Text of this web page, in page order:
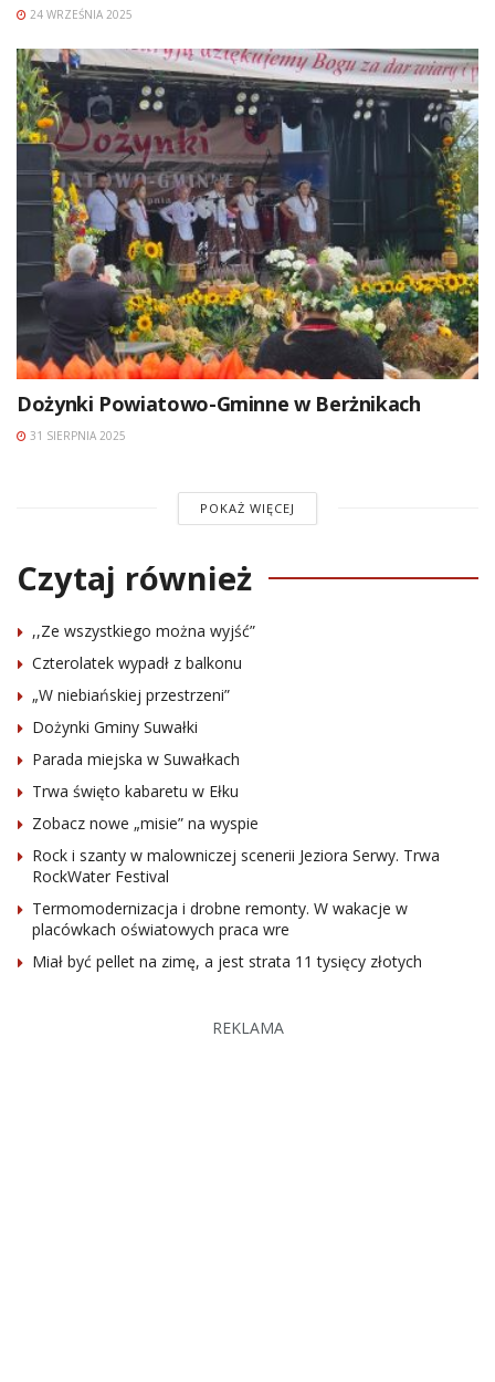
24 WRZEŚNIA 2025
Dożynki Powiatowo-Gminne w Berżnikach
31 SIERPNIA 2025
POKAŻ WIĘCEJ
Czytaj również
,,Ze wszystkiego można wyjść”
Czterolatek wypadł z balkonu
„W niebiańskiej przestrzeni”
Dożynki Gminy Suwałki
Parada miejska w Suwałkach
Trwa święto kabaretu w Ełku
Zobacz nowe „misie” na wyspie
Rock i szanty w malowniczej scenerii Jeziora Serwy. Trwa
RockWater Festival
Termomodernizacja i drobne remonty. W wakacje w
placówkach oświatowych praca wre
Miał być pellet na zimę, a jest strata 11 tysięcy złotych
REKLAMA